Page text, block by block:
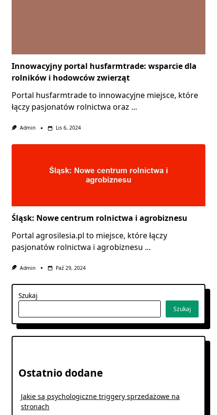
Innowacyjny portal husfarmtrade: wsparcie dla
rolników i hodowców zwierząt
Portal husfarmtrade to innowacyjne miejsce, które
łączy pasjonatów rolnictwa oraz ...
Admin Lis 6, 2024
Śląsk: Nowe centrum rolnictwa i agrobiznesu
Portal agrosilesia.pl to miejsce, które łączy
pasjonatów rolnictwa i agrobiznesu ...
Admin Paź 29, 2024
Szukaj
Szukaj
Ostatnio dodane
Jakie są psychologiczne triggery sprzedażowe na
stronach